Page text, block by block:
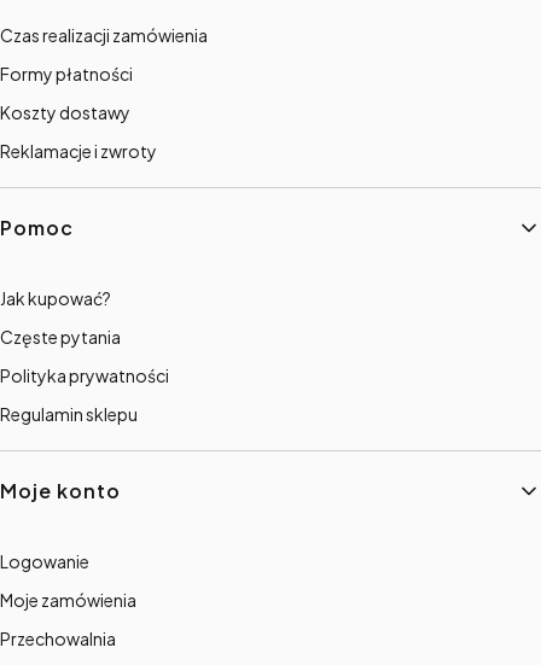
Czas realizacji zamówienia
Formy płatności
Koszty dostawy
Reklamacje i zwroty
Pomoc
Jak kupować?
Częste pytania
Polityka prywatności
Regulamin sklepu
Moje konto
Logowanie
Moje zamówienia
Przechowalnia